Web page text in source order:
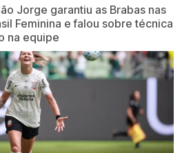
Jorge garantiu as Brabas nas
Feminina e falou sobre técnica
na equipe